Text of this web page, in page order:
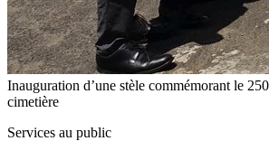
Inauguration d’une stèle commémorant le
cimetière
Services au public